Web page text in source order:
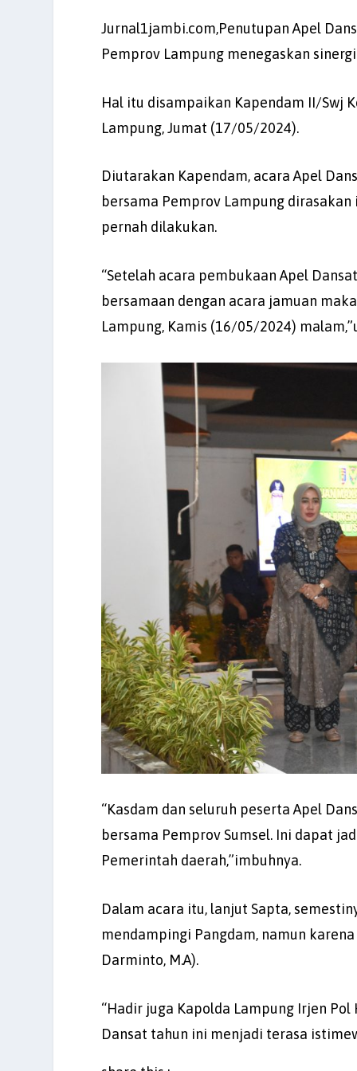
Jurnal1jambi.com,Penutupan Apel
Pemprov Lampung menegaskan
Hal itu disampaikan Kapendam II/Swj
Lampung, Jumat (17/05/2024).
Diutarakan Kapendam, acara Apel
bersama Pemprov Lampung
pernah dilakukan.
“Setelah acara pembukaan Apel
bersamaan dengan acara jamuan
Lampung, Kamis (16/05/2024)
“Kasdam dan seluruh peserta Apel
bersama Pemprov Sumsel. Ini dapat
Pemerintah daerah,”imbuhnya.
Dalam acara itu, lanjut Sapta,
mendampingi Pangdam, namun
Darminto, M.A).
“Hadir juga Kapolda Lampung Irjen
Dansat tahun ini menjadi terasa